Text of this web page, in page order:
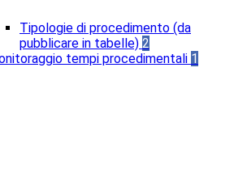
Tipologie di procedimento (da
pubblicare in tabelle) 2
tempi procedimentali 1